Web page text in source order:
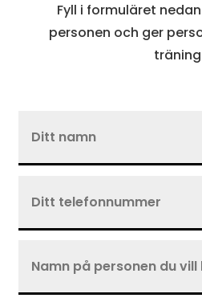
Fyll i formuläret
personen och ger